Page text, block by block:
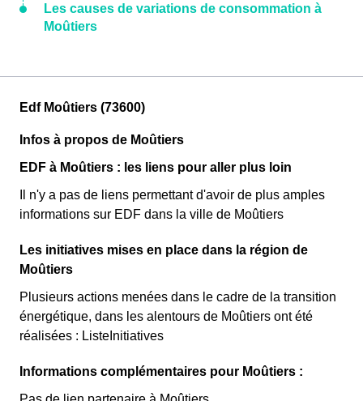
Les causes de variations de consommation à
Moûtiers
Edf Moûtiers (73600)
Infos à propos de Moûtiers
EDF à Moûtiers : les liens pour aller plus loin
Il n'y a pas de liens permettant d'avoir de plus amples
informations sur EDF dans la ville de Moûtiers
Les initiatives mises en place dans la région de
Moûtiers
Plusieurs actions menées dans le cadre de la transition
énergétique, dans les alentours de Moûtiers ont été
réalisées : ListeInitiatives
Informations complémentaires pour Moûtiers :